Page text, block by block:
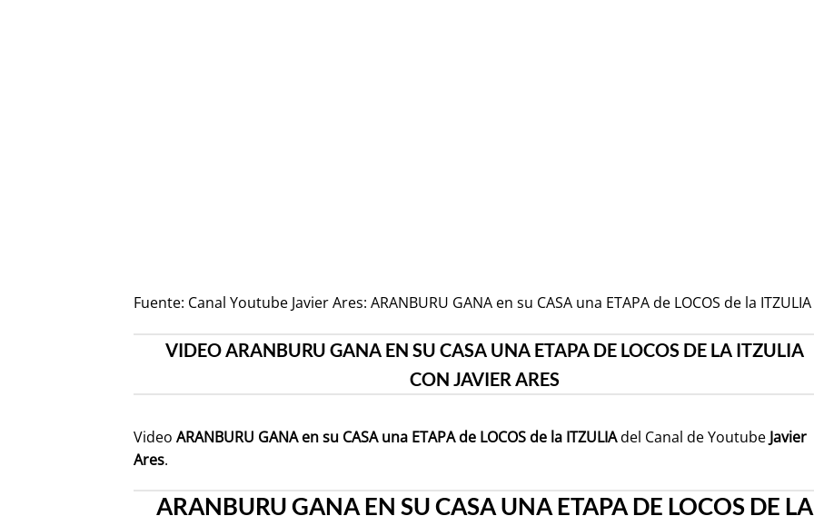
Fuente: Canal Youtube Javier Ares: ARANBURU GANA en su CASA una ETAPA de LOCOS de la ITZULIA
VIDEO ARANBURU GANA EN SU CASA UNA ETAPA DE LOCOS DE LA ITZULIA
CON JAVIER ARES
Video ARANBURU GANA en su CASA una ETAPA de LOCOS de la ITZULIAdel Canal de Youtube Javier
Ares.
ARANBURU GANA EN SU CASA UNA ETAPA DE LOCOS DE LA